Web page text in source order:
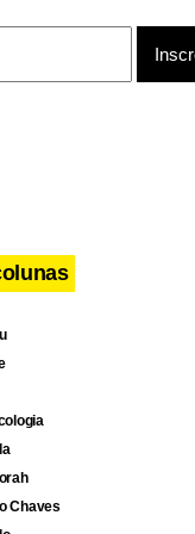
o povo brasileiro”.
Chaves